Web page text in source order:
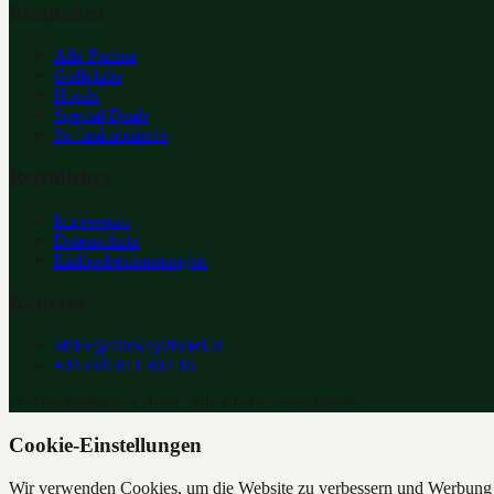
Alle Partner
Golfclubs
Hotels
Special Deals
So funktioniert's
Impressum
Datenschutz
Einlösebestimmungen
office@fairway2hotel.at
+43 699 811 802 16
Cookie-Einstellungen
Wir verwenden Cookies, um die Website zu verbessern und